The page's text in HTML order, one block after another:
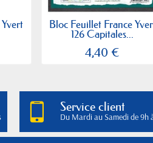
Bloc Feuillet France
126 Capitales...
4,40 €
Service client
Du Mardi au Samedi de 9h